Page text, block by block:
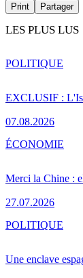
Print Partager
LES PLUS LUS
EXCLUSIF :
07.08.2026
POLITIQUE
Merci la Chine :
27.07.2026
ÉCONOMIE
Une enclave
POLITIQUE